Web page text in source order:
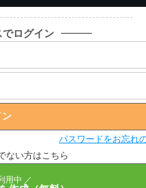
ログイン
パスワードをお忘れ
ない方はこちら
用中 ／